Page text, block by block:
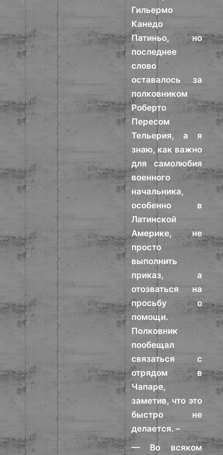
Гильермо
Канедо
Патиньо, но
последнее
слово
оставалось за
полковником
Роберто
Пересом
Тельерия, а я
знаю, как важно
для самолюбия
военного
начальника,
особенно в
Латинской
Америке, не
просто
выполнить
приказ, а
отозваться на
просьбу о
помощи.
Полковник
пообещал
связаться с
отрядом в
Чапаре,
заметив, что это
быстро не
делается. –
— Во всяком